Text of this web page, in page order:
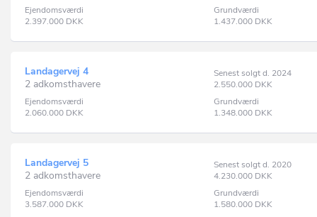
Ejendomsværdi
2.397.000 DKK
Grundværdi
1.437.000 DKK
Landagervej 4
2 adkomsthavere
Senest solgt d. 2024
2.550.000 DKK
Ejendomsværdi
2.060.000 DKK
Grundværdi
1.348.000 DKK
Landagervej 5
2 adkomsthavere
Senest solgt d. 2020
4.230.000 DKK
Ejendomsværdi
3.587.000 DKK
Grundværdi
1.580.000 DKK